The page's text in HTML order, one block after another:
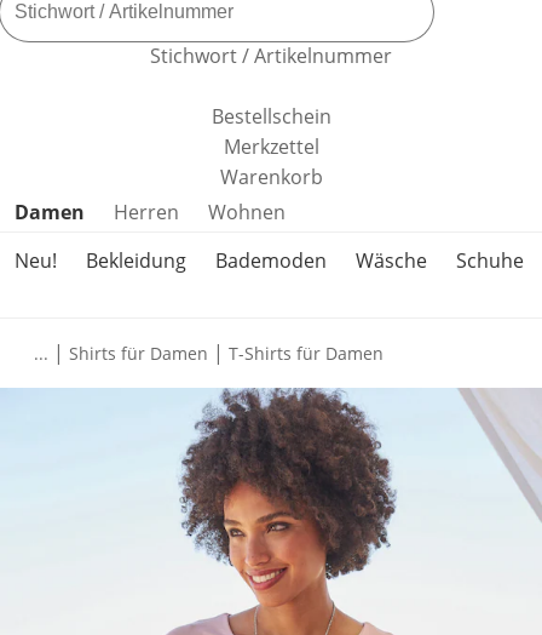
Stichwort / Artikelnummer
Bestellschein
Merkzettel
Warenkorb
Produktkategorien überspringen
Damen Herren
Wohnen
Neu!
Bekleidung Bademoden Wäsche Schuhe
... | Shirts für Damen | T-Shirts für Damen